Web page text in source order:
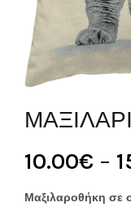
10.00€ –
Μαξιλαροθήκη σε